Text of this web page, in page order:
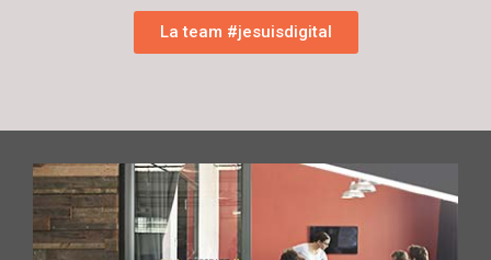
La team #jesuisdigital